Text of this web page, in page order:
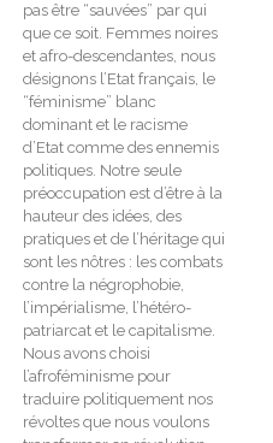
pas être “sauvées” par qui
que ce soit. Femmes noires
et afro-descendantes, nous
désignons l’Etat français, le
“féminisme” blanc
dominant et le racisme
d’Etat comme des ennemis
politiques. Notre seule
préoccupation est d’être à la
hauteur des idées, des
pratiques et de l’héritage qui
sont les nôtres : les combats
contre la négrophobie,
l’impérialisme, l’hétéro-
patriarcat et le capitalisme.
Nous avons choisi
l’afroféminisme pour
traduire politiquement nos
révoltes que nous voulons